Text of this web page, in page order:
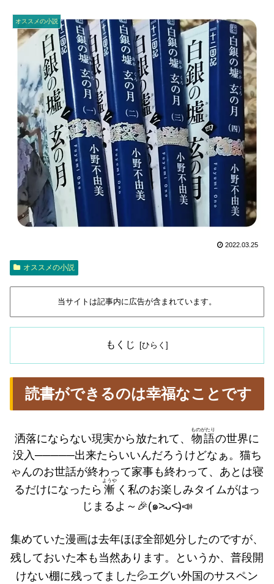
オススメの小説
2022.03.25
オススメの小説
当サイトは記事内に広告が含まれています。
もくじ
読書ができるのは幸福なことです
洒落にならない現実から放たれて、 物語
ものがたり
の世界に
没入─────出来たらいいんだろうけどなぁ。猫ち
ゃんのお世話が終わって家事も終わって、あとは寝
るだけになったら 漸
ようや
く私のお楽しみタイムがはっ
じまるよ～🎉(๑˃̵ᴗ˂̵)📣
集めていた漫画は去年ほぼ全部処分したのですが、
残しておいた本も当然あります。というか、普段開
けない棚に残ってました💦エグい外国のサスペン